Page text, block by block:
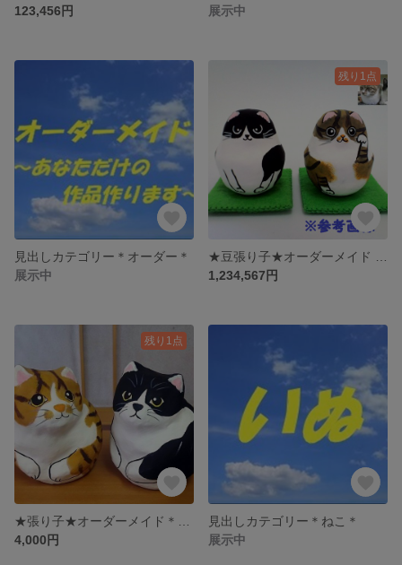
123,456円
展示中
見出しカテゴリー＊オーダー＊
展示中
残り1点
1,234,567円
残り1点
4,000円
見出しカテゴリー＊ねこ＊
展示中